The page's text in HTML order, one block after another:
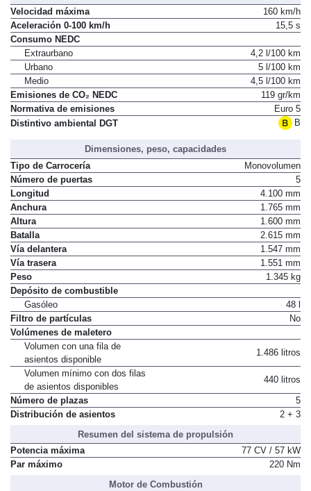
Velocidad máxima
160 km/h
Aceleración 0-100 km/h
15,5 s
Consumo NEDC
Extraurbano
4,2 l/100 km
Urbano
5 l/100 km
Medio
4,5 l/100 km
Emisiones de CO₂ NEDC
119 gr/km
Normativa de emisiones
Euro 5
Distintivo ambiental DGT
B
Dimensiones, peso, capacidades
Tipo de Carrocería
Monovolumen
Número de puertas
5
Longitud
4.100 mm
Anchura
1.765 mm
Altura
1.600 mm
Batalla
2.615 mm
Vía delantera
1.547 mm
Vía trasera
1.551 mm
Peso
1.345 kg
Depósito de combustible
Gasóleo
48 l
Filtro de partículas
No
Volúmenes de maletero
Volumen con una fila de
asientos disponible
1.486 litros
Volumen mínimo con dos filas
de asientos disponibles
440 litros
Número de plazas
5
Distribución de asientos
2 + 3
Resumen del sistema de propulsión
Potencia máxima
77 CV / 57 kW
Par máximo
220 Nm
Motor de Combustión